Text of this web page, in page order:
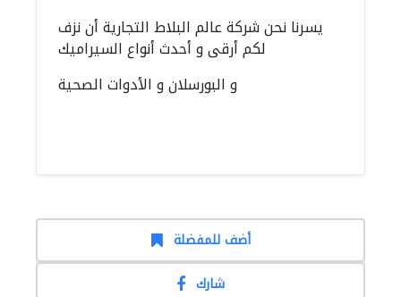
يسرنا نحن شركة عالم البلاط التجارية أن نزف
لكم أرقى و أحدث أنواع السيراميك
و البورسلان و الأدوات الصحية
أضف للمفضلة
شارك